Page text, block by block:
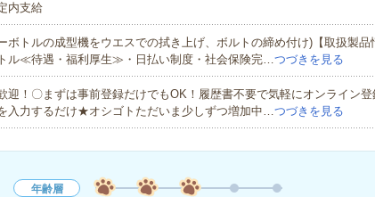
内支給
ボトルの成型機をウエスでの拭き上げ、ボルトの締め付け)【取扱製品
ル≪待遇・福利厚生≫・日払い制度・社会保険完…つづきを見る
迎！〇まずは事前登録だけでもOK！履歴書不要で気軽にオンライン
入力するだけ★オシゴトただいま少しずつ増加中…つづきを見る
年齢層